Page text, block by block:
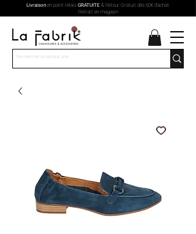
Livraisonen point relais GRATUITE& Retour Gratuit dès 60€ d'achat.
Retrait en magasin